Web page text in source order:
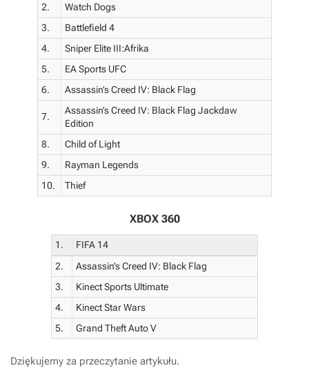
2.
Watch Dogs
3.
Battlefield 4
4.
Sniper Elite III:Afrika
5.
EA Sports UFC
6.
Assassin’s Creed IV: Black Flag
7.
Assassin’s Creed IV: Black Flag Jackdaw
Edition
8.
Child of Light
9.
Rayman Legends
10.
Thief
XBOX 360
1.
FIFA 14
2.
Assassin’s Creed IV: Black Flag
3.
Kinect Sports Ultimate
4.
Kinect Star Wars
5.
Grand Theft Auto V
Dziękujemy za przeczytanie artykułu.